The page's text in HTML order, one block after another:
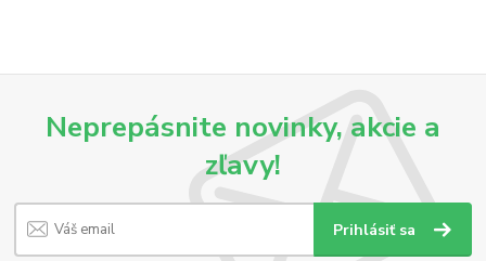
Neprepásnite novinky, akcie a
zľavy!
Prihlásiť sa